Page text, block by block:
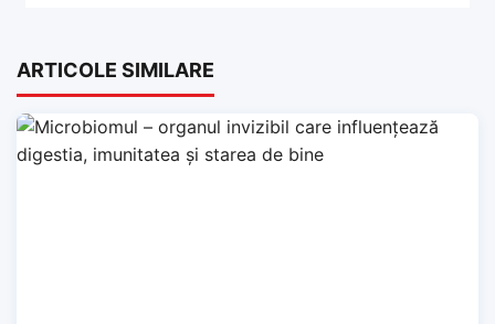
ARTICOLE SIMILARE